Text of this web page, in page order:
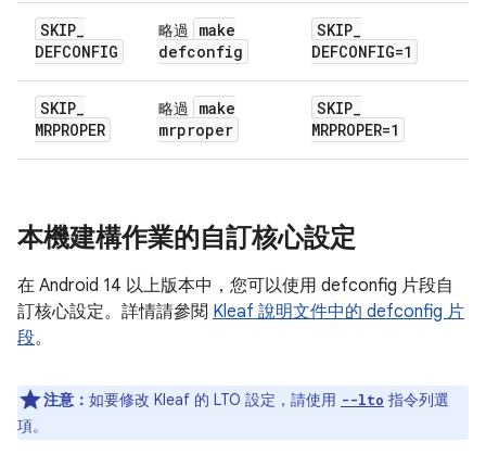
SKIP_
DEFCONFIG
略過
make
defconfig
SKIP_
DEFCONFIG=1
SKIP_
MRPROPER
略過
make
mrproper
SKIP_
MRPROPER=1
本機建構作業的自訂核心設定
在 Android 14 以上版本中，您可以使用 defconfig 片段自
訂核心設定。詳情請參閱 Kleaf 說明文件中的 defconfig 片
段。
注意： 如要修改 Kleaf 的 LTO 設定，請使用 --lto 指令列選
項。